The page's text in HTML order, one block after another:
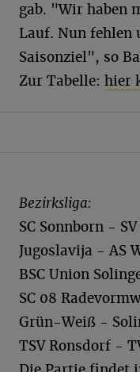
gab. "Wir haben
Lauf. Nun fehlen
Saisonziel", so
Zur Tabelle: hier
Bezirksliga:
SC Sonnborn -
Jugoslavija - AS
BSC Union
SC 08
Grün-Weiß -
TSV Ronsdorf -